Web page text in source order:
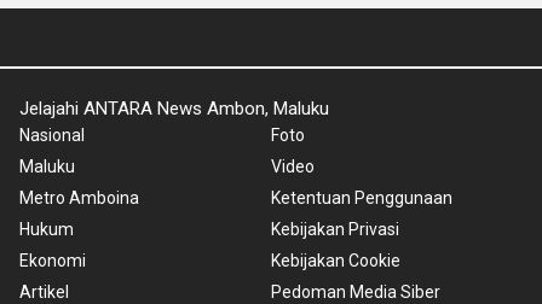
Jelajahi ANTARA News Ambon, Maluku
Nasional
Maluku
Metro Amboina
Hukum
Ekonomi
Artikel
Foto
Video
Ketentuan Penggunaan
Kebijakan Privasi
Kebijakan Cookie
Pedoman Media Siber